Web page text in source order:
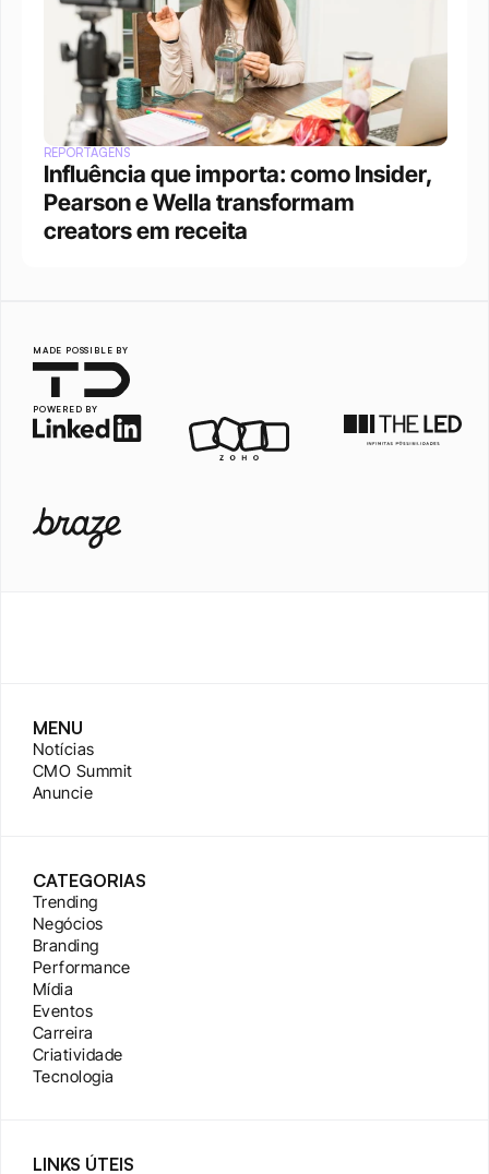
REPORTAGENS
Influência que importa: como Insider,
Pearson e Wella transformam
creators em receita
MADE POSSIBLE BY
POWERED BY
MENU
Notícias
CMO Summit
Anuncie
CATEGORIAS
Trending
Negócios
Branding
Performance
Mídia
Eventos
Carreira
Criatividade
Tecnologia
LINKS ÚTEIS